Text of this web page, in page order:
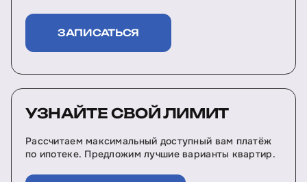
ЗАПИСАТЬСЯ
УЗНАЙТЕ СВОЙ ЛИМИТ
Рассчитаем максимальный доступный вам платёж
по ипотеке. Предложим лучшие варианты квартир.